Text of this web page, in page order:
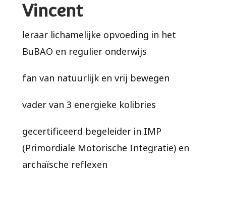
Vincent
leraar lichamelijke opvoeding in het
BuBAO en regulier onderwijs
fan van natuurlijk en vrij bewegen
vader van 3 energieke kolibries
gecertificeerd begeleider in IMP
(Primordiale Motorische Integratie) en
archaïsche reflexen